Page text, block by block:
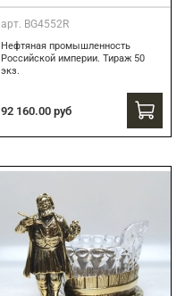
арт. BG4552R
Нефтяная промышленность
Российской империи. Тираж 50
экз.
92 160.00 руб